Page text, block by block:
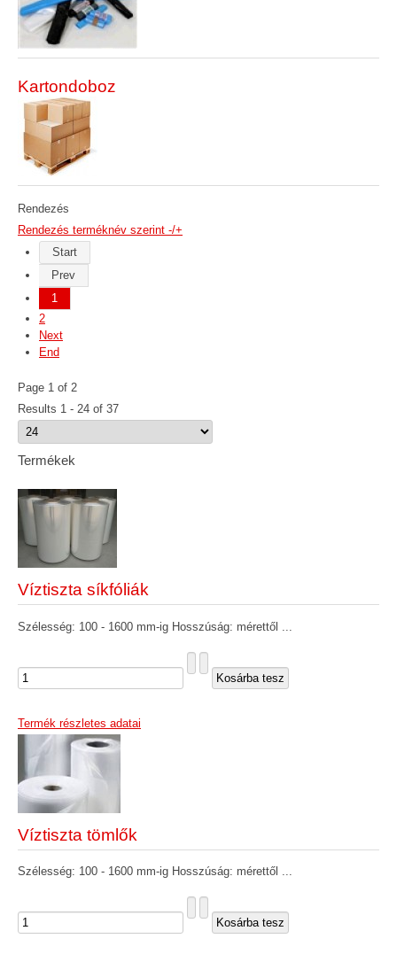
Kartondoboz
Rendezés
Rendezés terméknév szerint -/+
Start
Prev
1
2
Next
End
Page 1 of 2
Results 1 - 24 of 37
Termékek
Víztiszta síkfóliák
Szélesség: 100 - 1600 mm-ig Hosszúság: mérettől ...
Termék részletes adatai
Víztiszta tömlők
Szélesség: 100 - 1600 mm-ig Hosszúság: mérettől ...